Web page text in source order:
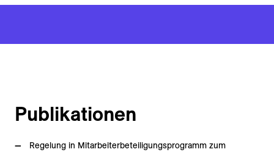
Publikationen
Regelung in Mitarbeiterbeteiligungsprogramm zum